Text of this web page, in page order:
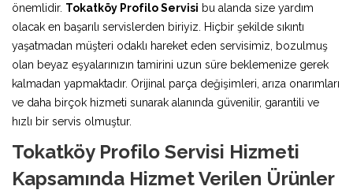
önemlidir. Tokatköy Profilo Servisi bu alanda size yardım
olacak en başarılı servislerden biriyiz. Hiçbir şekilde sıkıntı
yaşatmadan müşteri odaklı hareket eden servisimiz, bozulmuş
olan beyaz eşyalarınızın tamirini uzun süre beklemenize gerek
kalmadan yapmaktadır. Orijinal parça değişimleri, arıza onarımları
ve daha birçok hizmeti sunarak alanında güvenilir, garantili ve
hızlı bir servis olmuştur.
Tokatköy Profilo Servisi Hizmeti
Kapsamında Hizmet Verilen Ürünler